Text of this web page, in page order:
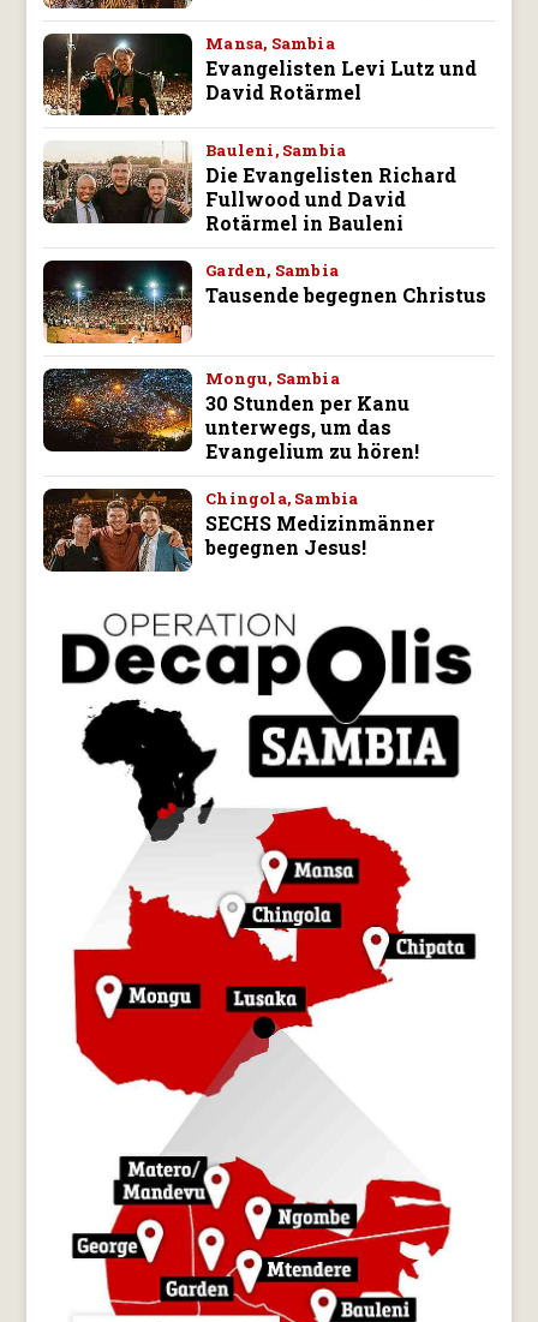
Mansa, Sambia
Evangelisten Levi Lutz und
David Rotärmel
Bauleni, Sambia
Die Evangelisten Richard
Fullwood und David
Rotärmel in Bauleni
Garden, Sambia
Tausende begegnen Christus
Mongu, Sambia
30 Stunden per Kanu
unterwegs, um das
Evangelium zu hören!
Chingola, Sambia
SECHS Medizinmänner
begegnen Jesus!